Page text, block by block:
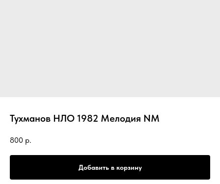
Тухманов НЛО 1982 Мелодия NM
800 р.
Добавить в корзину